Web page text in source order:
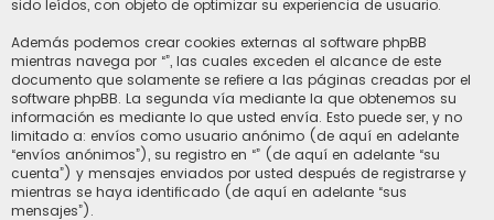
sido leídos, con objeto de optimizar su experiencia de usuario.
Además podemos crear cookies externas al software phpBB
mientras navega por “”, las cuales exceden el alcance de este
documento que solamente se refiere a las páginas creadas por el
software phpBB. La segunda vía mediante la que obtenemos su
información es mediante lo que usted envía. Esto puede ser, y no
limitado a: envíos como usuario anónimo (de aquí en adelante
“envíos anónimos”), su registro en “” (de aquí en adelante “su
cuenta”) y mensajes enviados por usted después de registrarse y
mientras se haya identificado (de aquí en adelante “sus
mensajes”).